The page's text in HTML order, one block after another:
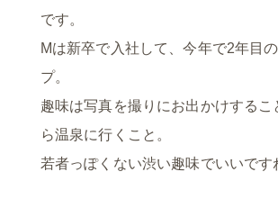
です。
Mは新卒で入社して、今年で2年目
プ。
趣味は写真を撮りにお出かけするこ
ら温泉に行くこと。
若者っぽくない渋い趣味でいいです